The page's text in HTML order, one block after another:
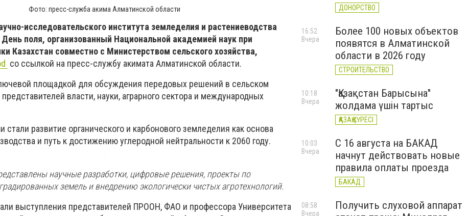
Фото: пресс-служба акима Алматинской области
исследовательского института земледелия и растениеводства
поля, организованный Национальной академией наук при
Казахстан совместно с Министерством сельского хозяйства,
со ссылкой на пресс-службу акимата Алматинской области.
площадкой для обсуждения передовых решений в сельском
власти, науки, аграрного сектора и международных
развитие органического и карбонового земледелия как основа
и путь к достижению углеродной нейтральности к 2060 году.
научные разработки, цифровые решения, проекты по
земель и внедрению экологически чистых агротехнологий.
выступления представителей ПРООН, ФАО и профессора Университета
ДОНОРСТВО
Более 100 новых объектов
появятся в Алматинской
области в 2026 году
СТРОИТЕЛЬСТВО
16:52
Вчера
"Қазақстан Барысына"
жолдама үшін тартыс
ҚАЗАҚ КҮРЕСІ
10:18
Вчера
С 16 августа на БАКАД
начнут действовать новые
правила оплаты проезда
БАКАД
10:03
Вчера
Получить слуховой аппарат
08:58
Вчера